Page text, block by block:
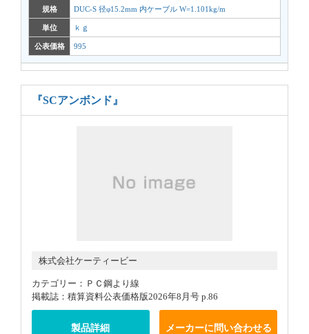
規格 DUC-S 径φ15.2mm 内ケーブル W=1.101kg/m
単位 ｋｇ
公表価格 995
『SCアンボンド』
株式会社ケーティービー
カテゴリー：ＰＣ鋼より線
掲載誌：積算資料公表価格版2026年8月号 p.86
製品詳細 メーカーに問い合わせる